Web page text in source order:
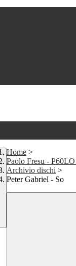
Home >
Paolo Fresu -
Archivio dischi >
Peter Gabriel - So